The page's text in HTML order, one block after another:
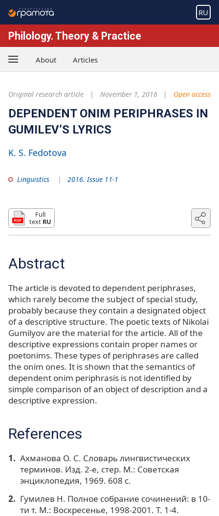
RU
Philology. Theory & Practice
About Articles
Original research article November 1, 2016 Open access
DEPENDENT ONIM PERIPHRASES IN
GUMILEV’S LYRICS
K. S. Fedotova
Linguistics 2016. Issue 11-1
Full
text RU
Abstract
The article is devoted to dependent periphrases,
which rarely become the subject of special study,
probably because they contain a designated object
of a descriptive structure. The poetic texts of Nikolai
Gumilyov are the material for the article. All of the
descriptive expressions contain proper names or
poetonims. These types of periphrases are called
the onim ones. It is shown that the semantics of
dependent onim periphrasis is not identified by
simple comparison of an object of description and a
descriptive expression.
References
Ахманова О. С. Словарь лингвистических
терминов. Изд. 2-е, стер. М.: Советская
энциклопедия, 1969. 608 с.
Гумилев Н. Полное собрание сочинений: в 10-
ти т. М.: Воскресенье, 1998-2001. Т. 1-4.